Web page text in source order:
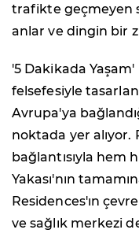
trafikte geçmeyen
anlar ve dingin bir
'5 Dakikada
felsefesiyle
Avrupa'ya
noktada yer
bağlantısıyla hem
Yakası'nın
Residences'ın
ve sağlık merkezi